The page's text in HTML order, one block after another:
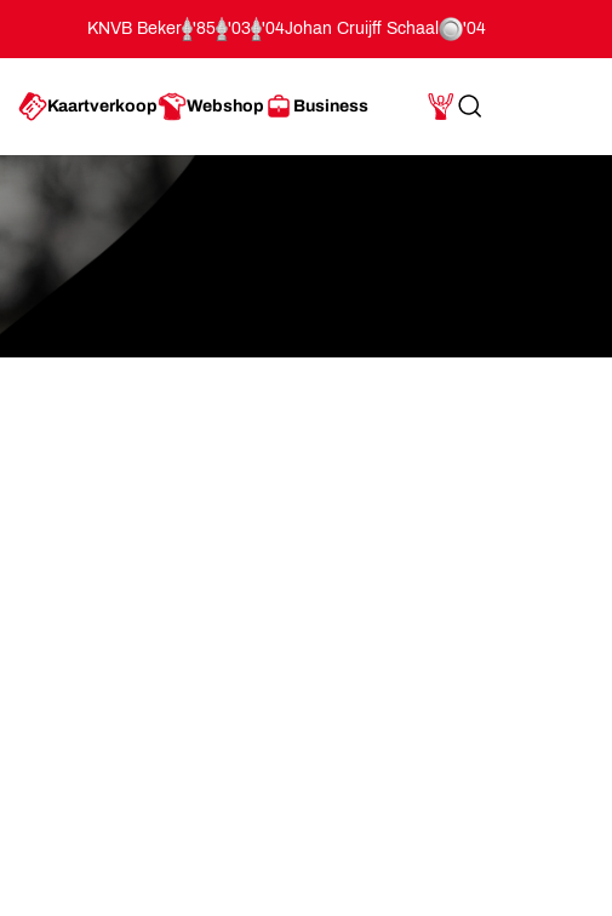
KNVB Beker '85 '03 '04Johan Cruijff Schaal '04
Kaartverkoop Webshop Business
Mijn Account
Search